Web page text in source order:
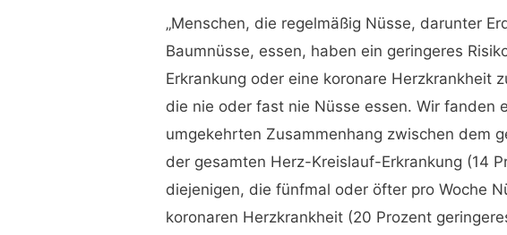
„Menschen, die regelmäßig Nüsse, darunter
Baumnüsse, essen, haben ein geringeres
Erkrankung oder eine koronare Herzkrankheit
die nie oder fast nie Nüsse essen. Wir fanden
umgekehrten Zusammenhang zwischen dem
der gesamten Herz-Kreislauf-Erkrankung (14
diejenigen, die fünfmal oder öfter pro Woche
koronaren Herzkrankheit (20 Prozent